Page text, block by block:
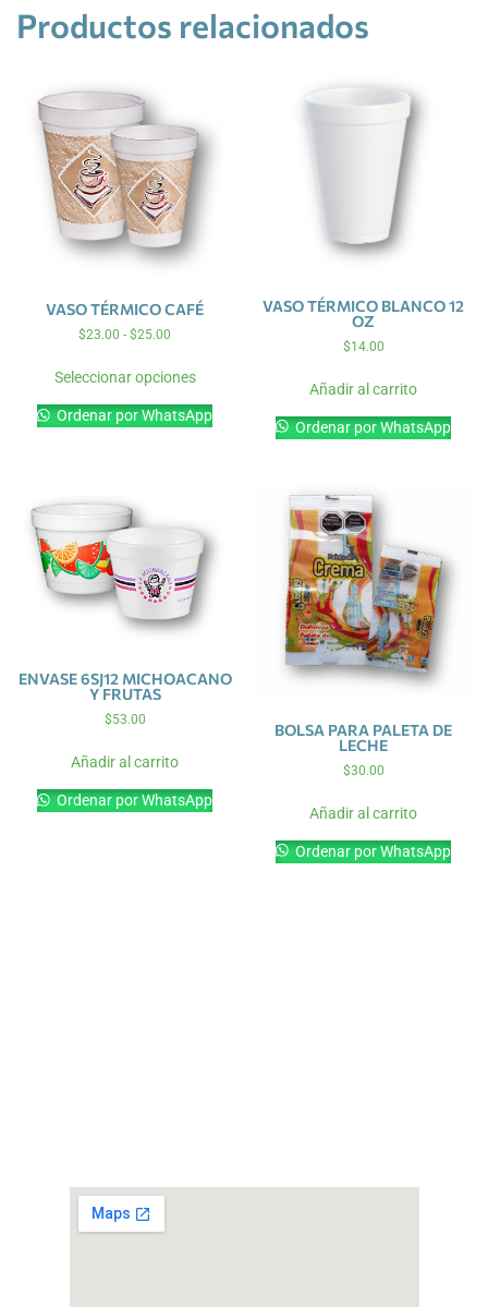
Productos relacionados
VASO TÉRMICO CAFÉ
$23.00 - $25.00
Seleccionar opciones
Ordenar por WhatsApp
VASO TÉRMICO BLANCO 12
OZ
$14.00
Añadir al carrito
Ordenar por WhatsApp
ENVASE 6SJ12 MICHOACANO
Y FRUTAS
$53.00
Añadir al carrito
Ordenar por WhatsApp
BOLSA PARA PALETA DE
LECHE
$30.00
Añadir al carrito
Ordenar por WhatsApp